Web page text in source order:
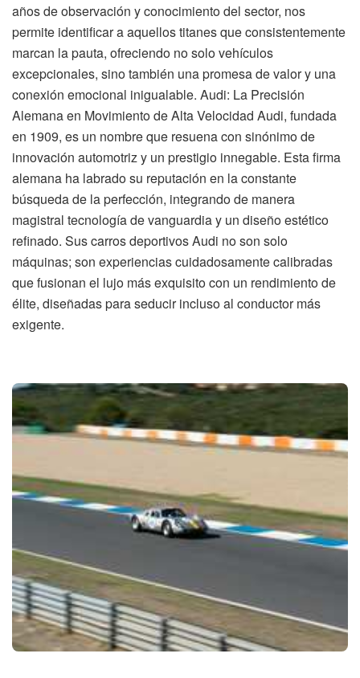
años de observación y conocimiento del sector, nos
permite identificar a aquellos titanes que consistentemente
marcan la pauta, ofreciendo no solo vehículos
excepcionales, sino también una promesa de valor y una
conexión emocional inigualable. Audi: La Precisión
Alemana en Movimiento de Alta Velocidad Audi, fundada
en 1909, es un nombre que resuena con sinónimo de
innovación automotriz y un prestigio innegable. Esta firma
alemana ha labrado su reputación en la constante
búsqueda de la perfección, integrando de manera
magistral tecnología de vanguardia y un diseño estético
refinado. Sus carros deportivos Audi no son solo
máquinas; son experiencias cuidadosamente calibradas
que fusionan el lujo más exquisito con un rendimiento de
élite, diseñadas para seducir incluso al conductor más
exigente.